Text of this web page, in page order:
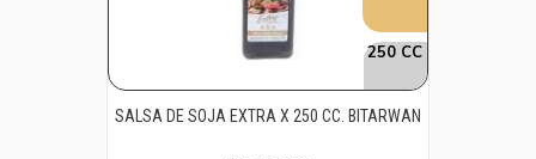
250 CC
SALSA DE SOJA EXTRA X 250 CC. BITARWAN